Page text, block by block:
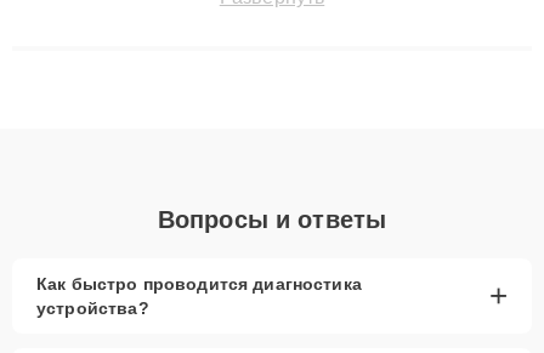
сохранением гарантии до 3 лет. Наши мастера решают
Вопросы и ответы
Как быстро проводится диагностика
устройства?
+